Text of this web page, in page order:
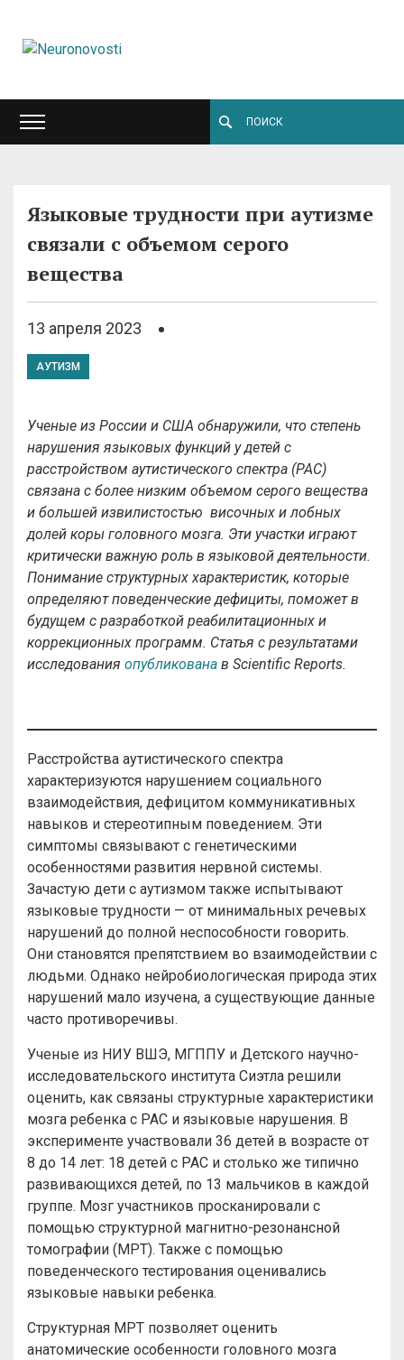
Языковые трудности при аутизме
связали с объемом серого
вещества
13 апреля 2023
АУТИЗМ
Ученые из России и США обнаружили, что степень
нарушения языковых функций у детей с
расстройством аутистического спектра (РАС)
связана с более низким объемом серого вещества
и большей извилистостью височных и лобных
долей коры головного мозга. Эти участки играют
критически важную роль в языковой деятельности.
Понимание структурных характеристик, которые
определяют поведенческие дефициты, поможет в
будущем с разработкой реабилитационных и
коррекционных программ. Статья с результатами
исследования опубликована в Scientific Reports.
Расстройства аутистического спектра
характеризуются нарушением социального
взаимодействия, дефицитом коммуникативных
навыков и стереотипным поведением. Эти
симптомы связывают с генетическими
особенностями развития нервной системы.
Зачастую дети с аутизмом также испытывают
языковые трудности — от минимальных речевых
нарушений до полной неспособности говорить.
Они становятся препятствием во взаимодействии с
людьми. Однако нейробиологическая природа этих
нарушений мало изучена, а существующие данные
часто противоречивы.
Ученые из НИУ ВШЭ, МГППУ и Детского научно-
исследовательского института Сиэтла решили
оценить, как связаны структурные характеристики
мозга ребенка с РАС и языковые нарушения. В
эксперименте участвовали 36 детей в возрасте от
8 до 14 лет: 18 детей с РАС и столько же типично
развивающихся детей, по 13 мальчиков в каждой
группе. Мозг участников просканировали с
помощью структурной магнитно-резонансной
томографии (МРТ). Также с помощью
поведенческого тестирования оценивались
языковые навыки ребенка.
Структурная МРТ позволяет оценить
анатомические особенности головного мозга